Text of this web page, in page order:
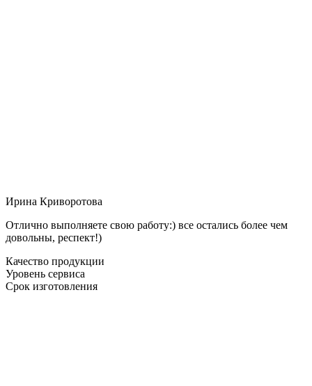
Ирина Криворотова
Отлично выполняете свою работу:) все остались более чем
довольны, респект!)
Качество продукции
Уровень сервиса
Срок изготовления